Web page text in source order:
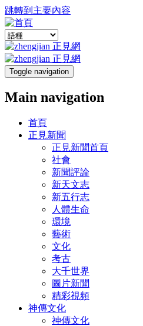
跳轉到主要內容
Toggle navigation
Main navigation
首頁
正見新聞
正見新聞首頁
社會
新聞評論
新天文志
新五行志
人體生命
環境
藝術
文化
考古
大千世界
圖片新聞
精彩視頻
神傳文化
神傳文化